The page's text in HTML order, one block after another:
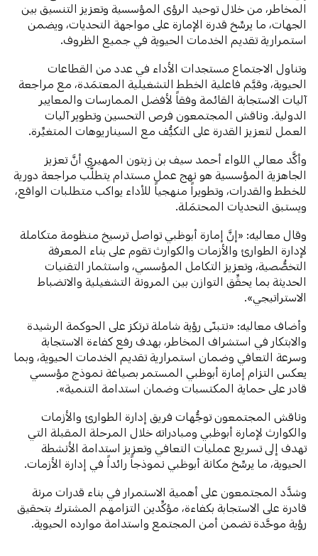
المخاطر، من خلال توحيد الرؤى المؤسسية وتعزيز التنسيق بين
الجهات، ما يرسِّخ قدرة الإمارة على مواجهة التحديات، ويضمن
استمرارية تقديم الخدمات الحيوية في جميع الظروف.
وتناول الاجتماع مستجدات الأداء في عدد من القطاعات
الحيوية، وقيَّم فاعلية الخطط التشغيلية المعتمَدة، مع مراجعة
آليات الاستجابة القائمة وفقاً لأفضل الممارسات والمعايير
الدولية. وناقش المجتمعون فرص التحسين وتطوير آليات
العمل لتعزيز القدرة على التكيُّف مع السيناريوهات المتغيِّرة.
وأكَّد معالي اللواء أحمد سيف بن زيتون المهيري أنَّ تعزيز
الجاهزية المؤسسية هو نهج عمل مستدام يتطلَّب مراجعة دورية
للخطط والقدرات، وتطويراً منهجياً للأداء يواكب متطلبات الواقع،
ويستبق التحديات المحتمَلة.
وقال معاليه: «إنَّ إمارة أبوظبي تواصل ترسيخ منظومة متكاملة
لإدارة الطوارئ والأزمات والكوارث تقوم على بناء المعرفة
التخصُّصية، وتعزيز التكامل المؤسسي، واستثمار التقنيات
الحديثة بما يحقِّق التوازن بين المرونة التشغيلية والانضباط
الاستراتيجي».
وأضاف معاليه: «نتبنّى رؤية شاملة ترتكز على الحوكمة الرشيدة
والابتكار في استشراف المخاطر، بهدف رفع كفاءة الاستجابة
وسرعة التعافي وضمان استمرارية تقديم الخدمات الحيوية، وبما
يعكس التزام إمارة أبوظبي المستمر بصياغة نموذج مؤسسي
قادر على حماية المكتسبات وضمان استدامة التنمية».
وناقش المجتمعون توجُّهات فريق إدارة الطوارئ والأزمات
والكوارث لإمارة أبوظبي ومبادراته خلال المرحلة المقبلة التي
تهدف إلى تسريع عمليات التعافي وتعزيز استدامة الأنشطة
الحيوية، ما يرسِّخ مكانة أبوظبي نموذجاً رائداً في إدارة الأزمات.
وشدَّد المجتمعون على أهمية الاستمرار في بناء قدرات مرنة
قادرة على الاستجابة بكفاءة، مؤكِّدين التزامهم المشترك بتحقيق
رؤية موحَّدة تضمن أمن المجتمع واستدامة موارده الحيوية.